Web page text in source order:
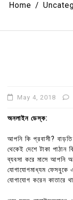
Home
May 4, 2018
অনলাইন ডেস্ক:
আপনি কি প্রবাসী?
থেকেই দেশে টাকা পাঠান
ব্যবসা করে মাসে আপনি
যোগাযোগমাধ্যম ফেসবুকে
যোগাযোগ করেন কাতারে